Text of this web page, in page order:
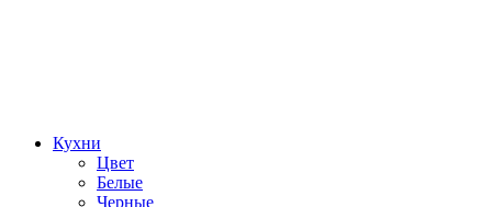
Кухни
Цвет
Белые
Черные